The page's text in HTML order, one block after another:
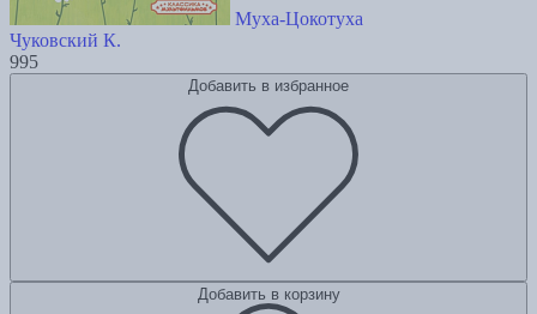
Муха-Цокотуха
Чуковский К.
995
Добавить в избранное
Добавить в корзину